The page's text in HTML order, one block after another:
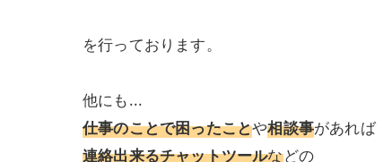
を行っております。
他にも...
仕事のことで困ったことや相談事があれば
連絡出来るチャットツールなどの